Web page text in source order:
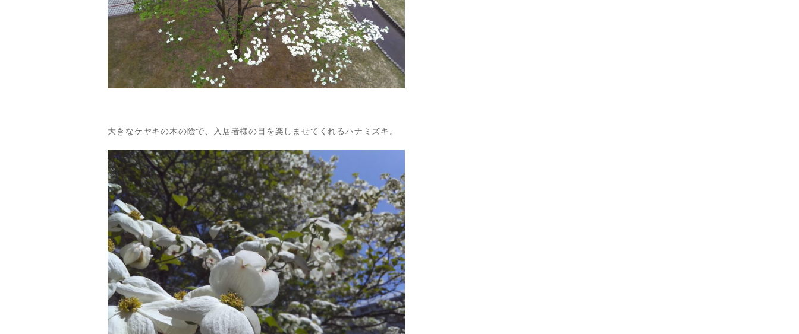
大きなケヤキの木の陰で、入居者様の目を楽しませてくれるハナミズキ。